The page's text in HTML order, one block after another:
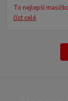
To nejlepší
číst celé